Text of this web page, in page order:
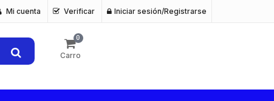
Mi cuenta Verificar Iniciar sesión/Registrarse
0
Carro